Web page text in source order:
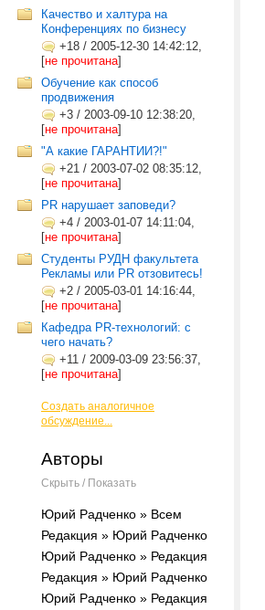
Качество и халтура на
Конференциях по бизнесу
+18 / 2005-12-30 14:42:12,
[не прочитана]
Обучение как способ
продвижения
+3 / 2003-09-10 12:38:20,
[не прочитана]
"А какие ГАРАНТИИ?!"
+21 / 2003-07-02 08:35:12,
[не прочитана]
PR нарушает заповеди?
+4 / 2003-01-07 14:11:04,
[не прочитана]
Студенты РУДН факультета
Рекламы или РR отзовитесь!
+2 / 2005-03-01 14:16:44,
[не прочитана]
Кафедра PR-технологий: с
чего начать?
+11 / 2009-03-09 23:56:37,
[не прочитана]
Создать аналогичное
обсуждение...
Авторы
Скрыть / Показать
Юрий Радченко » Всем
Редакция » Юрий Радченко
Юрий Радченко » Редакция
Редакция » Юрий Радченко
Юрий Радченко » Редакция